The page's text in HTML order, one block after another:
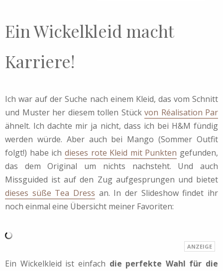
Ein Wickelkleid macht
Karriere!
Ich war auf der Suche nach einem Kleid, das vom Schnitt
und Muster her diesem tollen Stück von Réalisation Par
ähnelt. Ich dachte mir ja nicht, dass ich bei H&M fündig
werden würde. Aber auch bei Mango (Sommer Outfit
folgt!) habe ich dieses rote Kleid mit Punkten gefunden,
das dem Original um nichts nachsteht. Und auch
Missguided ist auf den Zug aufgesprungen und bietet
dieses süße Tea Dress an. In der Slideshow findet ihr
noch einmal eine Übersicht meiner Favoriten:
Ein Wickelkleid ist einfach die perfekte Wahl für die